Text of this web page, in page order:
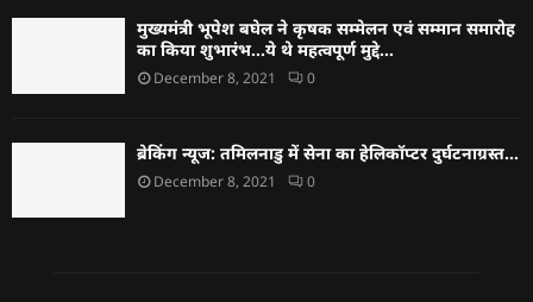
मुख्यमंत्री भूपेश बघेल ने कृषक सम्मेलन एवं सम्मान समारोह
का किया शुभारंभ…ये थे महत्वपूर्ण मुद्दे…
December 8, 2021 0
ब्रेकिंग न्यूज: तमिलनाडु में सेना का हेलिकॉप्टर दुर्घटनाग्रस्त…
December 8, 2021 0